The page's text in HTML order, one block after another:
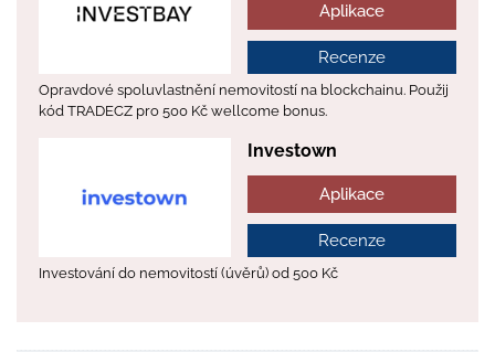
Aplikace
Recenze
Opravdové spoluvlastnění nemovitostí na blockchainu. Použij
kód TRADECZ pro 500 Kč wellcome bonus.
Investown
Aplikace
Recenze
Investování do nemovitostí (úvěrů) od 500 Kč